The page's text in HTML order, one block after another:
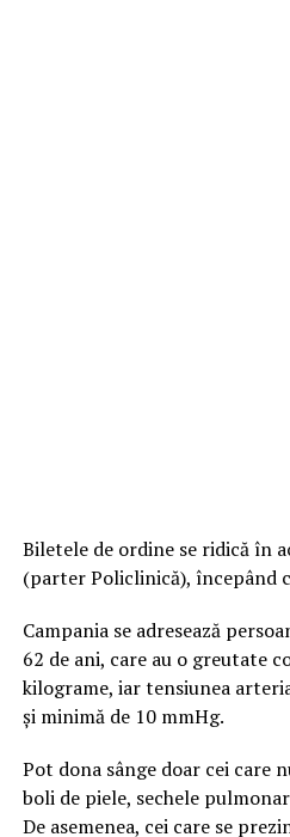
Biletele de ordine se ridică în
(parter Policlinică), începând
Campania se adresează
62 de ani, care au o greutate
kilograme, iar tensiunea
și minimă de 10 mmHg.
Pot dona sânge doar cei care
boli de piele, sechele
De asemenea, cei care se